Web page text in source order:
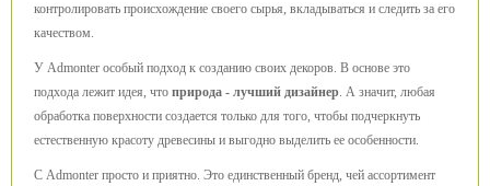
контролировать происхождение своего сырья, вкладываться и следить за его
качеством.
У Admonter особый подход к созданию своих декоров. В основе это
подхода лежит идея, что природа - лучший дизайнер. А значит, любая
обработка поверхности создается только для того, чтобы подчеркнуть
естественную красоту древесины и выгодно выделить ее особенности.
С Admonter просто и приятно. Это единственный бренд, чей ассортимент